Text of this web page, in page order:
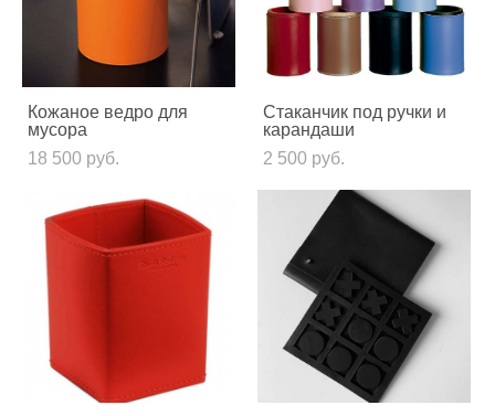
Кожаное ведро для
мусора
18 500 pуб.
Стаканчик под ручки и
карандаши
2 500 pуб.